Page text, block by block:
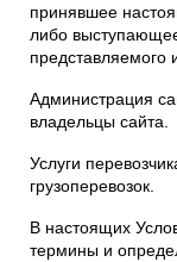
принявшее
либо
представляемого
Администрация
владельцы сайта.
Услуги
грузоперевозок.
В настоящих
термины и